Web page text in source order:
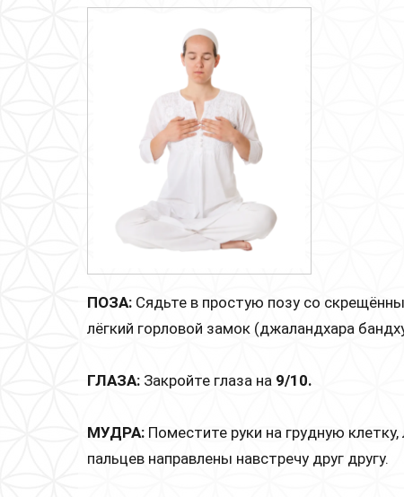
ПОЗА: Сядьте в простую позу со
лёгкий горловой замок (джаландхара
ГЛАЗА: Закройте глаза на 9/10.
МУДРА: Поместите руки на грудную
пальцев направлены навстречу друг другу.